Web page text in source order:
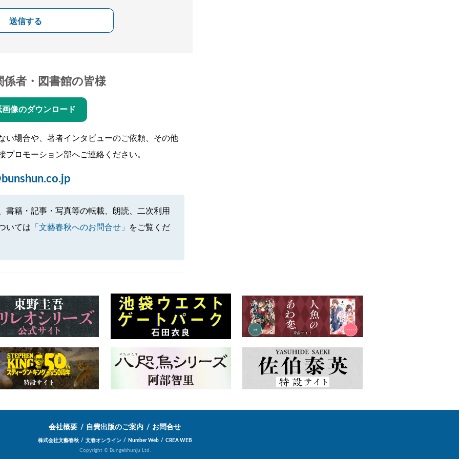
送信する
者・図書館の皆様
画像のダウンロード
い場合や、著者インタビューのご依頼、その他
ロモーション部へご連絡ください。
書籍・記事・写真等の転載、朗読、二次利用
いては 「文藝春秋へのお問合せ」 をご覧くだ
会社概要 自費出版のご案内 お問合せ
株式会社文藝春秋 文春オンライン Number Web
CREA WEB
Copyright © Bungeishunju Ltd.